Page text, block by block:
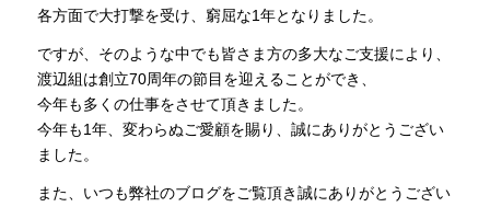
各方面で大打撃を受け、窮屈な1年となりました。
ですが、そのような中でも皆さま方の多大なご支援により、
渡辺組は創立70周年の節目を迎えることができ、
今年も多くの仕事をさせて頂きました。
今年も1年、変わらぬご愛顧を賜り、誠にありがとうござい
ました。
また、いつも弊社のブログをご覧頂き誠にありがとうござい